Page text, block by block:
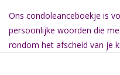
Ons condoleanceboekje is
persoonlijke woorden die
rondom het afscheid van je